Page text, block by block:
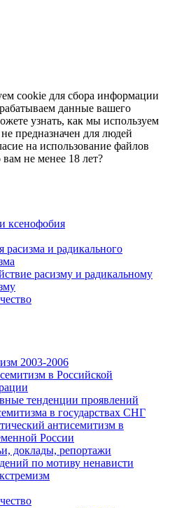
cookie для сбора информации
данные вашего
узнать, как мы используем
предназначен для людей
на использование файлов
не менее 18 лет?
ксенофобия
расизма и радикального
расизму и радикальному
2003-2006
в Российской
тенденции проявлений
в государствах СНГ
антисемитизм в
России
доклады, репортажи
по мотиву ненависти